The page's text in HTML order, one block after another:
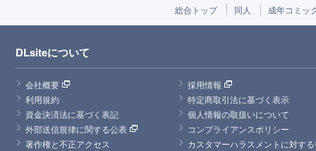
総合トップ 同人 成年コミッ
DLsiteについて
会社概要
採用情報
利用規約
特定商取引法に基づく表示
資金決済法に基づく表記
個人情報の取扱いについて
外部送信規律に関する公表
コンプライアンスポリシー
著作権と不正アクセス
カスタマーハラスメントに対す